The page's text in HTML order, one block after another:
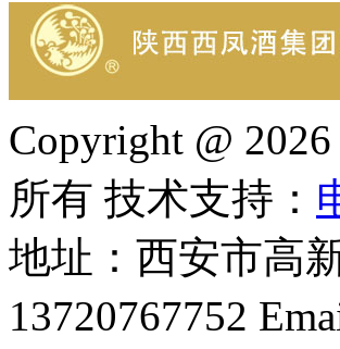
Copyright @
所有 技术支持：
地址：西安市高
13720767752